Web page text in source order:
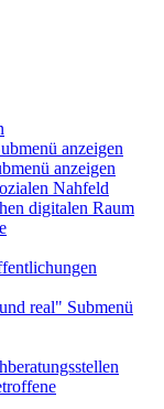
anzeigen
anzeigen
Nahfeld
digitalen Raum
real" Submenü